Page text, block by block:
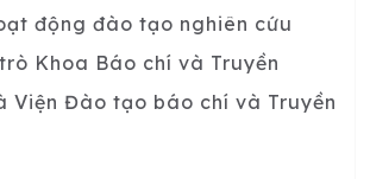
động đào tạo nghiên cứu
Khoa Báo chí và Truyền
Viện Đào tạo báo chí và Truyền